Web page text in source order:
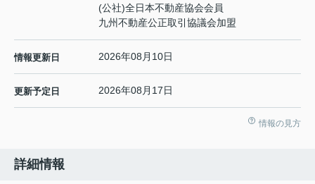
(公社)全日本不動産協会会員
九州不動産公正取引協議会加盟
情報更新日 2026年08月10日
更新予定日 2026年08月17日
情報の見方
詳細情報